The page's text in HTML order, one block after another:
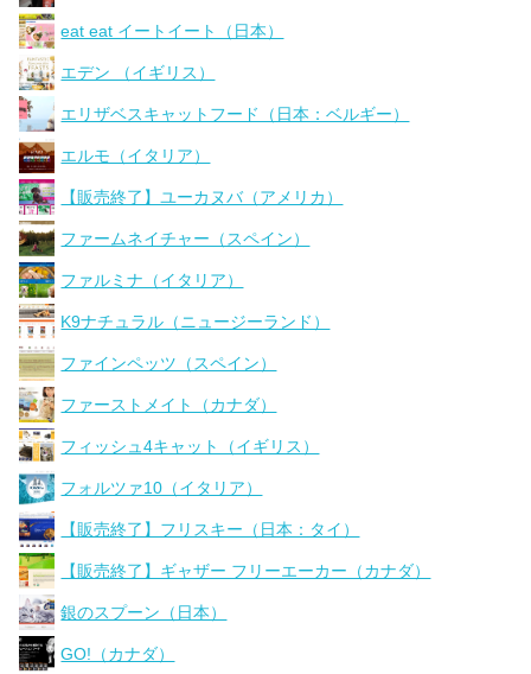
eat eat イートイート（日本）
エデン （イギリス）
エリザベスキャットフード（日本：ベルギー）
エルモ（イタリア）
【販売終了】ユーカヌバ（アメリカ）
ファームネイチャー（スペイン）
ファルミナ（イタリア）
K9ナチュラル（ニュージーランド）
ファインペッツ（スペイン）
ファーストメイト（カナダ）
フィッシュ4キャット（イギリス）
フォルツァ10（イタリア）
【販売終了】フリスキー（日本：タイ）
【販売終了】ギャザー フリーエーカー（カナダ）
銀のスプーン（日本）
GO!（カナダ）